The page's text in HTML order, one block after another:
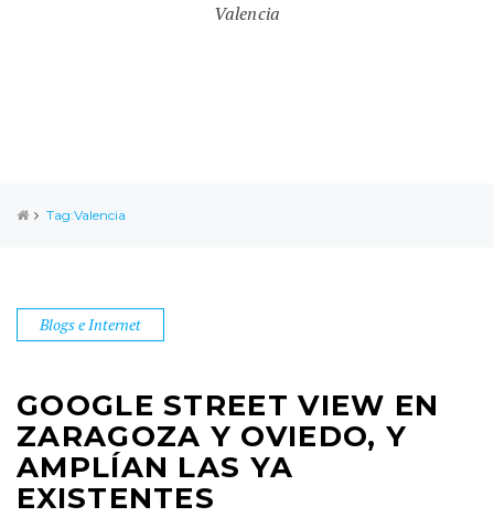
Valencia
Tag:Valencia
Blogs e Internet
GOOGLE STREET VIEW EN
ZARAGOZA Y OVIEDO, Y
AMPLÍAN LAS YA
EXISTENTES